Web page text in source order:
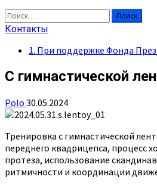
Найти:
Контакты
1. При поддержке Фонда
С гимнастической
Polo 30.05.2024
Тренировка с гимнастической
переднего квадрицепса, процесс
протеза, использование
ритмичности и координации